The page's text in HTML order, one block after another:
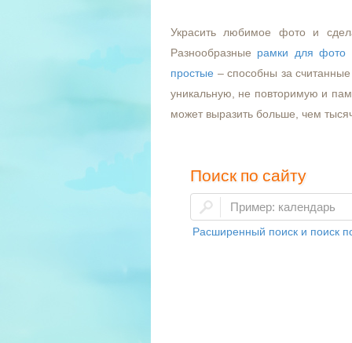
Украсить любимое фото и
Разнообразные рамки для фото
простые – способны за
уникальную, не повторимую и
может выразить больше, чем
Поиск по сайту
Расширенный поиск и поиск